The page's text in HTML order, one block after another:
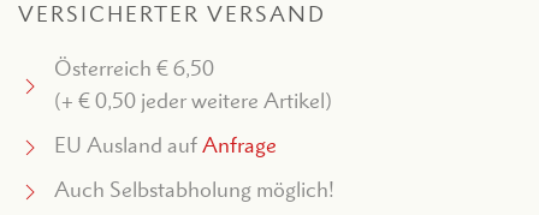
VERSICHERTER VERSAND
Österreich € 6,50
(+ € 0,50 jeder weitere Artikel)
EU Ausland aufAnfrage
Auch Selbstabholung möglich!